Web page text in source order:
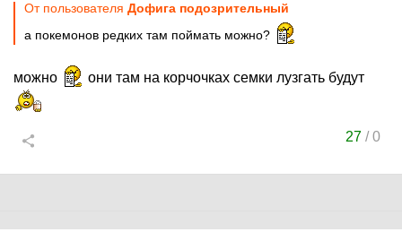
От пользователя Дофига подозрительный
а покемонов редких там поймать можно?
можно они там на корчочках семки лузгать будут
27 /0